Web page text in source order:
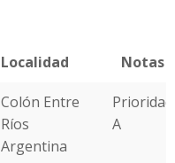
Localidad Notas
Colón Entre
Ríos
Argentina
Prioridad
A